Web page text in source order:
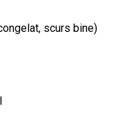
scurs bine)